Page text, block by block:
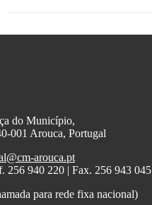
do Município,
001 Arouca, Portugal
arouca.pt
256 940 220 | Fax. 256 943 045
para rede fixa nacional)